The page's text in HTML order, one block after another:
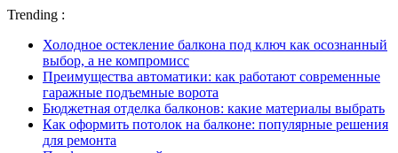
Trending :
Холодное остекление балкона под ключ как осознанный
выбор, а не компромисс
Преимущества автоматики: как работают современные
гаражные подъемные ворота
Бюджетная отделка балконов: какие материалы выбрать
Как оформить потолок на балконе: популярные решения
для ремонта